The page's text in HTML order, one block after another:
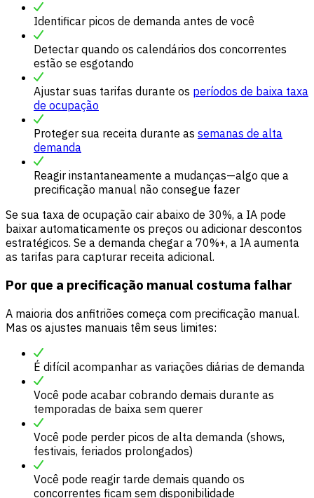
Identificar picos de demanda antes de você
Detectar quando os calendários dos concorrentes
estão se esgotando
Ajustar suas tarifas durante os períodos de baixa taxa
de ocupação
Proteger sua receita durante as semanas de alta
demanda
Reagir instantaneamente a mudanças—algo que a
precificação manual não consegue fazer
Se sua taxa de ocupação cair abaixo de 30%, a IA pode
baixar automaticamente os preços ou adicionar descontos
estratégicos. Se a demanda chegar a 70%+, a IA aumenta
as tarifas para capturar receita adicional.
Por que a precificação manual costuma falhar
A maioria dos anfitriões começa com precificação manual.
Mas os ajustes manuais têm seus limites:
É difícil acompanhar as variações diárias de demanda
Você pode acabar cobrando demais durante as
temporadas de baixa sem querer
Você pode perder picos de alta demanda (shows,
festivais, feriados prolongados)
Você pode reagir tarde demais quando os
concorrentes ficam sem disponibilidade